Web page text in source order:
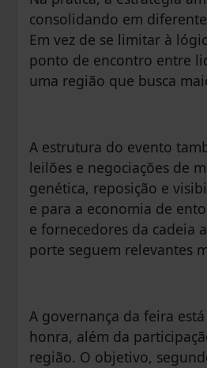
consolidando em
Em vez de se limitar à
ponto de encontro entre
uma região que busca
A estrutura do evento
leilões e negociações de
genética, reposição e
e para a economia de
e fornecedores da cadeia
porte seguem relevantes
A governança da feira
honra, além da
região. O objetivo,